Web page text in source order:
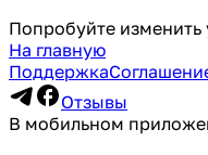
Попробуйте изменить
На главную
Поддержка
Отзывы
В мобильном